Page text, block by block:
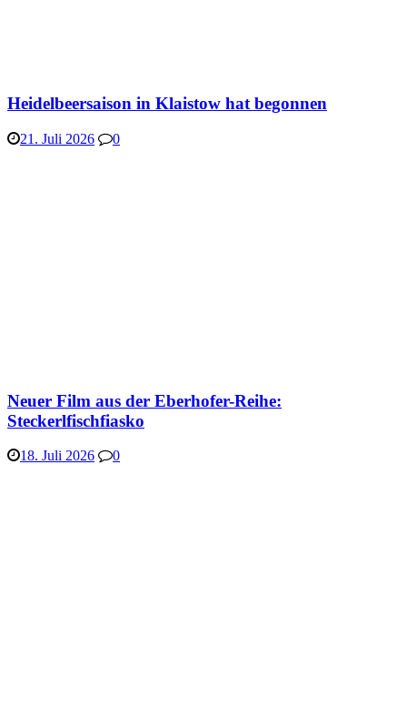
Heidelbeersaison in Klaistow hat begonnen
21. Juli 2026 0
Neuer Film aus der Eberhofer-Reihe:
Steckerlfischfiasko
18. Juli 2026 0